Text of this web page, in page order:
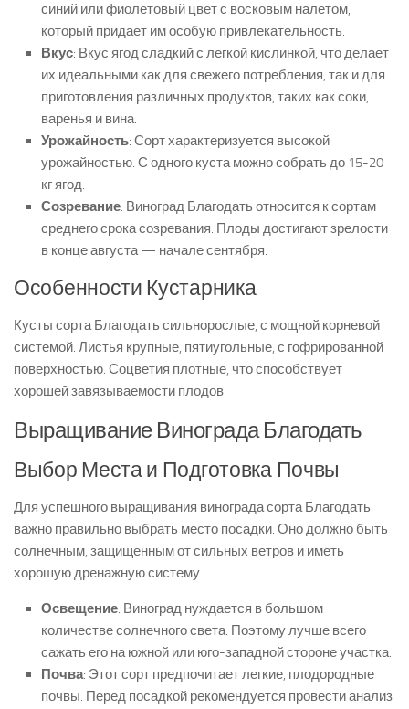
синий или фиолетовый цвет с восковым налетом,
который придает им особую привлекательность.
Вкус: Вкус ягод сладкий с легкой кислинкой, что делает
их идеальными как для свежего потребления, так и для
приготовления различных продуктов, таких как соки,
варенья и вина.
Урожайность: Сорт характеризуется высокой
урожайностью. С одного куста можно собрать до 15-20
кг ягод.
Созревание: Виноград Благодать относится к сортам
среднего срока созревания. Плоды достигают зрелости
в конце августа — начале сентября.
Особенности Кустарника
Кусты сорта Благодать сильнорослые, с мощной корневой
системой. Листья крупные, пятиугольные, с гофрированной
поверхностью. Соцветия плотные, что способствует
хорошей завязываемости плодов.
Выращивание Винограда Благодать
Выбор Места и Подготовка Почвы
Для успешного выращивания винограда сорта Благодать
важно правильно выбрать место посадки. Оно должно быть
солнечным, защищенным от сильных ветров и иметь
хорошую дренажную систему.
Освещение: Виноград нуждается в большом
количестве солнечного света. Поэтому лучше всего
сажать его на южной или юго-западной стороне участка.
Почва: Этот сорт предпочитает легкие, плодородные
почвы. Перед посадкой рекомендуется провести анализ